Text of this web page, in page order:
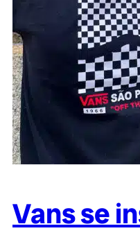
Vans se